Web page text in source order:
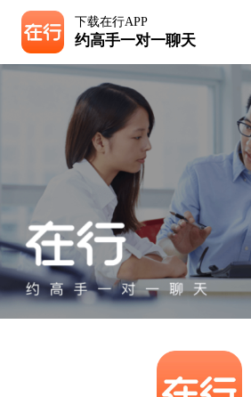
下载在行APP
约高手一对一聊天